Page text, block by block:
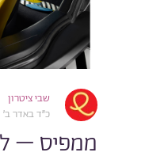
שבי ציטרון
כ״ד באדר ב׳
ממפיס –